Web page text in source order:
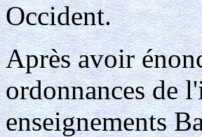
Occident.
Après avoir
ordonnances de
enseignements